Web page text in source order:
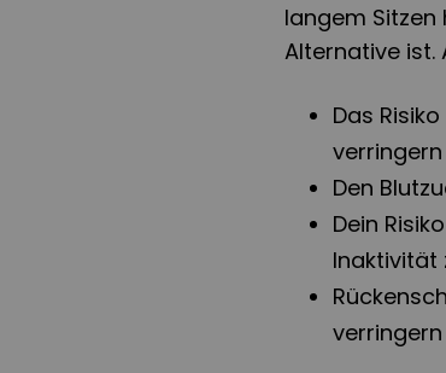
langem
Alternative ist.
Das
verringern
Den
Dein
Inaktivität
verringern